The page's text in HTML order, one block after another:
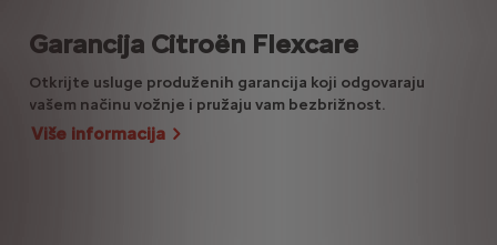
Garancija Citroën Flexcare
Otkrijte usluge produženih garancija koji odgovaraju
vašem načinu vožnje i pružaju vam bezbrižnost.
Više informacija